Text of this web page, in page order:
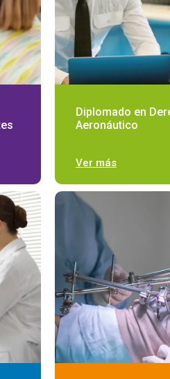
Diplomado en
Aeronáutico
Ver más